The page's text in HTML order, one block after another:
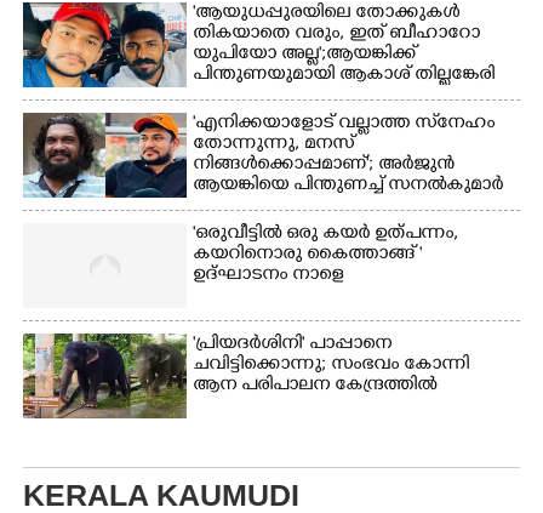
'ആയുധപ്പുരയിലെ തോക്കുകൾ
തികയാതെ വരും, ഇത് ബീഹാറോ
യുപിയോ അല്ല';ആയങ്കിക്ക്
പിന്തുണയുമായി ആകാശ് തില്ലങ്കേരി
'എനിക്കയാളോട് വല്ലാത്ത സ്‌നേഹം
തോന്നുന്നു, മനസ്
നിങ്ങൾക്കൊപ്പമാണ്'; അർജുൻ
ആയങ്കിയെ പിന്തുണച്ച് സനൽകുമാർ
'ഒരുവീട്ടിൽ ഒരു കയർ ഉത്പന്നം,
കയറിനൊരു കൈത്താങ്ങ് '
ഉദ്ഘാടനം നാളെ
'പ്രിയദർശിനി' പാപ്പാനെ
ചവിട്ടിക്കൊന്നു; സംഭവം കോന്നി
ആന പരിപാലന കേന്ദ്രത്തിൽ
KERALA KAUMUDI